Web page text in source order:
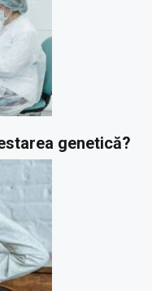
genetică?